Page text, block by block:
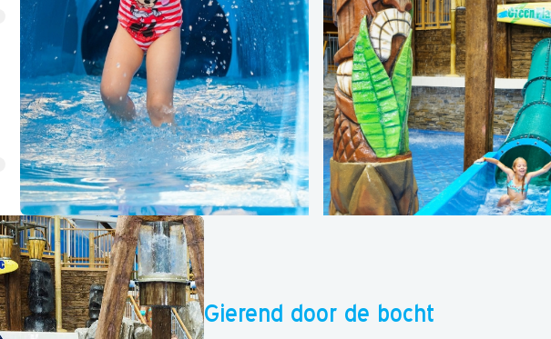
Gierend door de bocht